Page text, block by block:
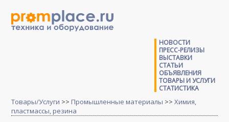
НОВОСТИ
ПРЕСС-РЕЛИЗЫ
ВЫСТАВКИ
СТАТЬИ
ОБЪЯВЛЕНИЯ
ТОВАРЫ И УСЛУГИ
СТАТИСТИКА
Товары/Услуги >> Промышленные материалы >>Химия,
пластмассы, резина